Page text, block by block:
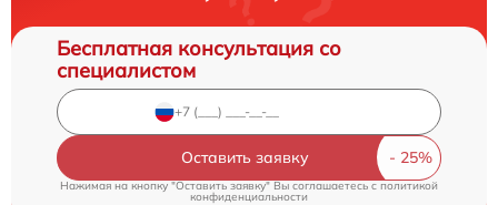
Бесплатная консультация со
специалистом
Оставить заявку
Нажимая на кнопку "Оставить заявку" Вы соглашаетесь cполитикой
конфиденциальности